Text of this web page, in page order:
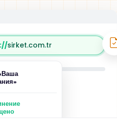
sirket.com.tr